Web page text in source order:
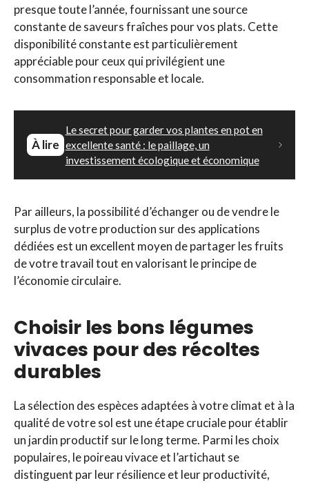
presque toute l’année, fournissant une source
constante de saveurs fraîches pour vos plats. Cette
disponibilité constante est particulièrement
appréciable pour ceux qui privilégient une
consommation responsable et locale.
À lire
Le secret pour garder vos plantes en pot en
excellente santé : le paillage, un
investissement écologique et économique
Par ailleurs, la possibilité d’échanger ou de vendre le
surplus de votre production sur des applications
dédiées est un excellent moyen de partager les fruits
de votre travail tout en valorisant le principe de
l’économie circulaire.
Choisir les bons légumes
vivaces pour des récoltes
durables
La sélection des espèces adaptées à votre climat et à la
qualité de votre sol est une étape cruciale pour établir
un jardin productif sur le long terme. Parmi les choix
populaires, le poireau vivace et l’artichaut se
distinguent par leur résilience et leur productivité,